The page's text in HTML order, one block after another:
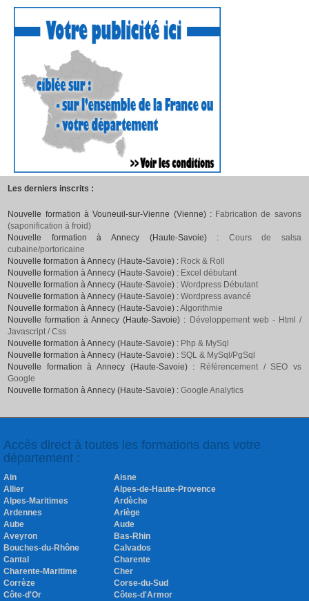
Les derniers inscrits :
Nouvelle formation à Vouneuil-sur-Vienne (Vienne) : Fabrication de savons
(saponification à froid)
Nouvelle formation à Annecy (Haute-Savoie) : Cours de salsa
cubaine/portoricaine
Nouvelle formation à Annecy (Haute-Savoie) : Rock & Roll
Nouvelle formation à Annecy (Haute-Savoie) : Excel débutant
Nouvelle formation à Annecy (Haute-Savoie) :Wordpress Débutant
Nouvelle formation à Annecy (Haute-Savoie) :Wordpress avancé
Nouvelle formation à Annecy (Haute-Savoie) :Algorithmie
Nouvelle formation à Annecy (Haute-Savoie) : Développement web - Html /
Javascript / Css
Nouvelle formation à Annecy (Haute-Savoie) : Php & MySql
Nouvelle formation à Annecy (Haute-Savoie) : SQL & MySql/PgSql
Nouvelle formation à Annecy (Haute-Savoie) :
Référencement / SEO vs
Google
Nouvelle formation à Annecy (Haute-Savoie) :Google Analytics
Accès direct à toutes les formations dans votre
département :
Ain
Aisne
Allier
Alpes-de-Haute-Provence
Alpes-Maritimes
Ardèche
Ardennes
Ariège
Aube
Aude
Aveyron
Bas-Rhin
Bouches-du-Rhône
Calvados
Cantal
Charente
Charente-Maritime
Cher
Corrèze
Corse-du-Sud
Côte-d'Or
Côtes-d'Armor